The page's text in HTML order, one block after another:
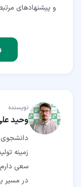
و پیشنهادهای
نویسنده
وحید
زمینه
سعی دارم
در مسیر